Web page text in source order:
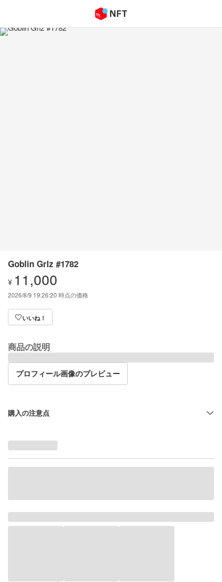
Goblin Grlz #1782
¥ 11,000
2026/8/9 19:26:20 時点の価格
いいね！
商品の説明
プロフィール画像のプレビュー
購入の注意点